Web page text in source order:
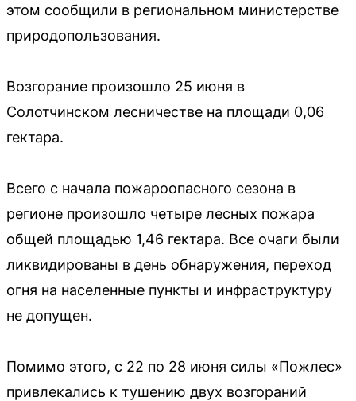
этом сообщили в региональном министерстве
природопользования.
Возгорание произошло 25 июня в
Солотчинском лесничестве на площади 0,06
гектара.
Всего с начала пожароопасного сезона в
регионе произошло четыре лесных пожара
общей площадью 1,46 гектара. Все очаги были
ликвидированы в день обнаружения, переход
огня на населенные пункты и инфраструктуру
не допущен.
Помимо этого, с 22 по 28 июня силы «Пожлес»
привлекались к тушению двух возгораний